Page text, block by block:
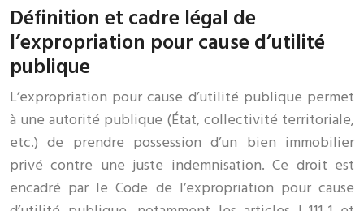
Définition et cadre légal de
l’expropriation pour cause d’utilité
publique
L’expropriation pour cause d’utilité publique permet
à une autorité publique (État, collectivité territoriale,
etc.) de prendre possession d’un bien immobilier
privé contre une juste indemnisation. Ce droit est
encadré par le Code de l’expropriation pour cause